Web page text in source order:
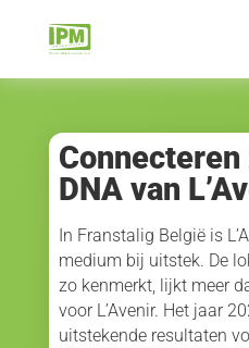
DNA van
In Franstalig België is
medium bij uitstek. De
zo kenmerkt, lijkt meer
voor L’Avenir. Het jaar
uitstekende resultaten